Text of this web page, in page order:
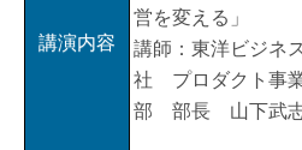
講演内容
営を変える」
講師：東洋ビジネ
社 プロダクト事
部 部長 山下武